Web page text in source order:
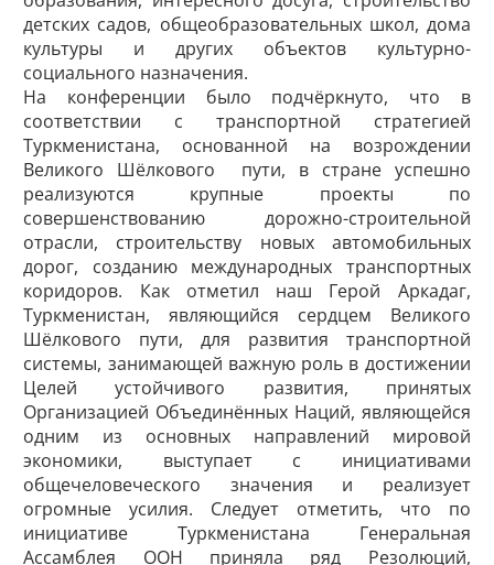
детских садов, общеобразовательных школ, дома
культуры и других объектов культурно-
социального назначения.
На конференции было подчёркнуто, что в
соответствии с транспортной стратегией
Туркменистана, основанной на возрождении
Великого Шёлкового пути, в стране успешно
реализуются крупные проекты по
совершенствованию дорожно-строительной
отрасли, строительству новых автомобильных
дорог, созданию международных транспортных
коридоров. Как отметил наш Герой Аркадаг,
Туркменистан, являющийся сердцем Великого
Шёлкового пути, для развития транспортной
системы, занимающей важную роль в достижении
Целей устойчивого развития, принятых
Организацией Объединённых Наций, являющейся
одним из основных направлений мировой
экономики, выступает с инициативами
общечеловеческого значения и реализует
огромные усилия. Следует отметить, что по
инициативе Туркменистана Генеральная
Ассамблея ООН приняла ряд Резолюций,